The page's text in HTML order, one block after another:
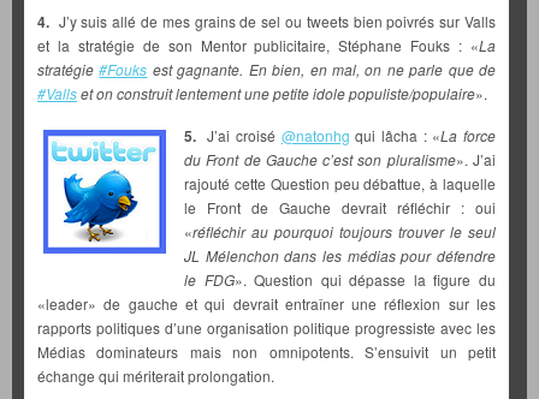
4. J’y suis allé de mes grains de sel ou tweets bien poivrés sur Valls
et la stratégie de son Mentor publicitaire, Stéphane Fouks : «La
stratégie#Fouks est gagnante. En bien, en mal, on ne parle que de
#Vallset on construit lentement une petite idole populiste/populaire».
5.J’ai croisé @natonhg qui lâcha : «La force
du Front de Gauche c’est son pluralisme». J’ai
rajouté cette Question peu débattue, à laquelle
le Front de Gauche devrait réfléchir : oui
«réfléchir au pourquoi toujours trouver le seul
JL Mélenchon dans les médias pour défendre
le FDG». Question qui dépasse la figure du
«leader» de gauche et qui devrait entraîner une réflexion sur les
rapports politiques d’une organisation politique progressiste avec les
Médias dominateurs mais non omnipotents. S’ensuivit un petit
échange qui mériterait prolongation.